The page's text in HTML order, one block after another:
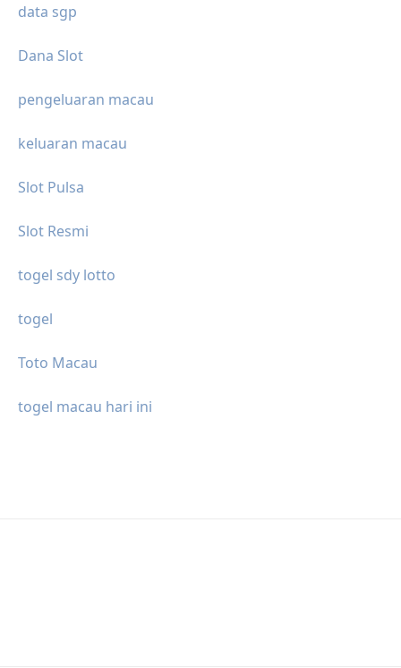
data sgp
Dana Slot
pengeluaran macau
keluaran macau
Slot Pulsa
Slot Resmi
togel sdy lotto
togel
Toto Macau
togel macau hari ini